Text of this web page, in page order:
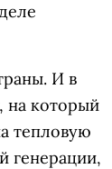
И в
на который
тепловую
генерации,